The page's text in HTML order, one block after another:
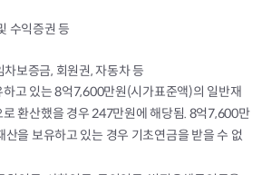
수익증권 등
차보증금, 회원권, 자동차 등
고 있는 8억7,600만원(시가표준액)의 일반재
환산했을 경우 247만원에 해당됨. 8억7,600만
산을 보유하고 있는 경우 기초연금을 받을 수 없